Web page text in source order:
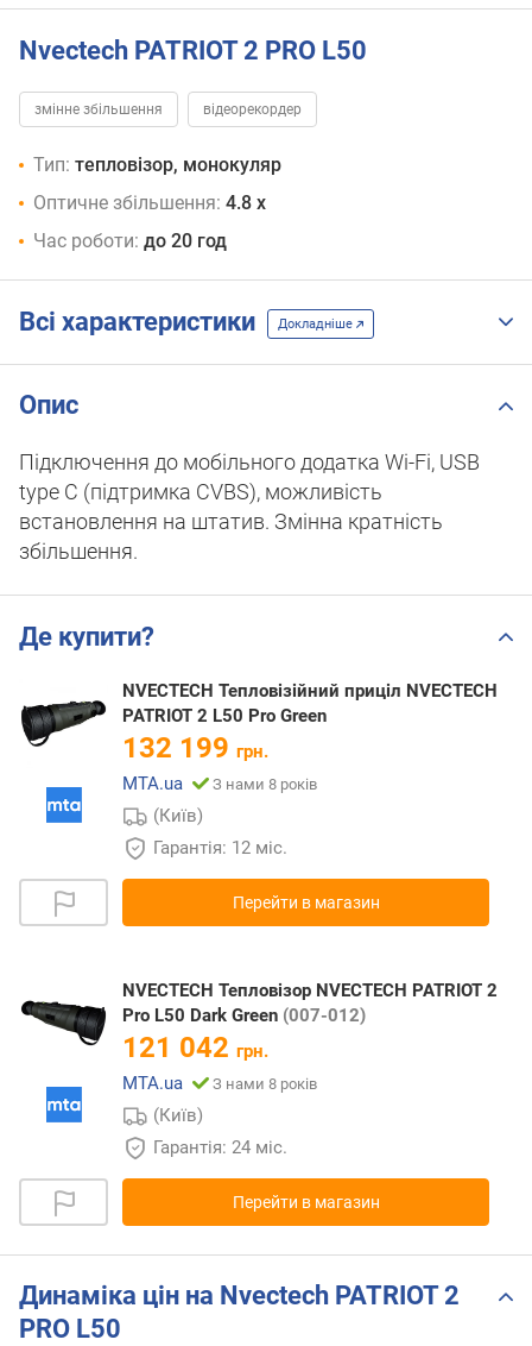
Nvectech PATRIOT 2 PRO L50
змінне збільшення відеорекордер
Тип: тепловізор, монокуляр
Оптичне збільшення: 4.8 x
Час роботи: до 20 год
Всі характеристики Докладніше
Опис
Підключення до мобільного додатка Wi-Fi, USB
type C (підтримка CVBS), можливість
встановлення на штатив. Змінна кратність
збільшення.
Де купити?
NVECTECH Тепловізійний приціл NVECTECH
PATRIOT 2 L50 Pro Green
132 199 грн.
MTA.ua
З нами 8 років
(Київ)
Гарантія: 12 міс.
Перейти в магазин
NVECTECH Тепловізор NVECTECH PATRIOT 2
Pro L50 Dark Green (007-012)
121 042 грн.
MTA.ua
З нами 8 років
(Київ)
Гарантія: 24 міс.
Перейти в магазин
Динаміка цін на Nvectech PATRIOT 2
PRO L50